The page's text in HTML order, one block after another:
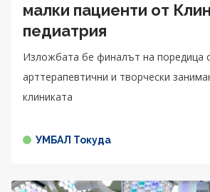
малки пациенти от
педиатрия
Изложбата бе финалът на поредица
арттерапевтични и творчески
клиниката
УМБАЛ Токуда